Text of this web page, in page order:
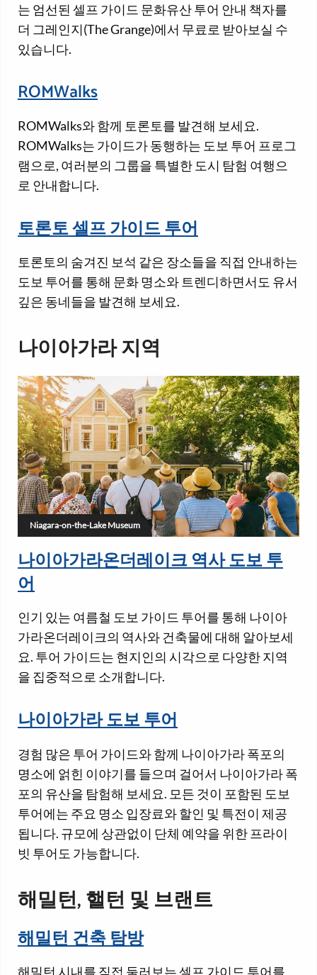
는 엄선된 셀프 가이드 문화유산 투어 안내 책자를
더 그레인지(The Grange)에서 무료로 받아보실 수
있습니다.
ROMWalks
ROMWalks와 함께 토론토를 발견해 보세요.
ROMWalks는 가이드가 동행하는 도보 투어 프로그
램으로, 여러분의 그룹을 특별한 도시 탐험 여행으
로 안내합니다.
토론토 셀프 가이드 투어
토론토의 숨겨진 보석 같은 장소들을 직접 안내하는
도보 투어를 통해 문화 명소와 트렌디하면서도 유서
깊은 동네들을 발견해 보세요.
나이아가라 지역
Niagara-on-the-Lake Museum
나이아가라온더레이크 역사 도보 투
어
인기 있는 여름철 도보 가이드 투어를 통해 나이아
가라온더레이크의 역사와 건축물에 대해 알아보세
요. 투어 가이드는 현지인의 시각으로 다양한 지역
을 집중적으로 소개합니다.
나이아가라 도보 투어
경험 많은 투어 가이드와 함께 나이아가라 폭포의
명소에 얽힌 이야기를 들으며 걸어서 나이아가라 폭
포의 유산을 탐험해 보세요. 모든 것이 포함된 도보
투어에는 주요 명소 입장료와 할인 및 특전이 제공
됩니다. 규모에 상관없이 단체 예약을 위한 프라이
빗 투어도 가능합니다.
해밀턴, 핼턴 및 브랜트
해밀턴 건축 탐방
해밀턴 시내를 직접 둘러보는 셀프 가이드 투어를